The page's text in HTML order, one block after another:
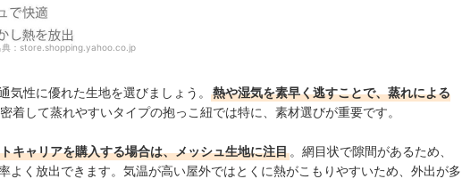
： store.shopping.yahoo.co.jp
気性に優れた生地を選びましょう。
熱や湿気を素早く逃すことで、蒸れによる
着して蒸れやすいタイプの抱っこ紐では特に、素材選びが重要です。
キャリアを購入する場合は、メッシュ生地に注目 。網目状で隙間があるため、
よく放出できます。気温が高い屋外ではとくに熱がこもりやすいため、外出が多